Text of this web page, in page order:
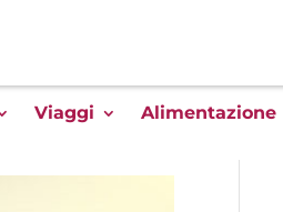
Viaggi Alimentazione